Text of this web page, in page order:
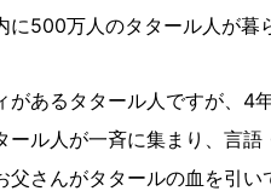
に500万人のタタール人が暮
があるタタール人ですが、4
ール人が一斉に集まり、言
父さんがタタールの血を引